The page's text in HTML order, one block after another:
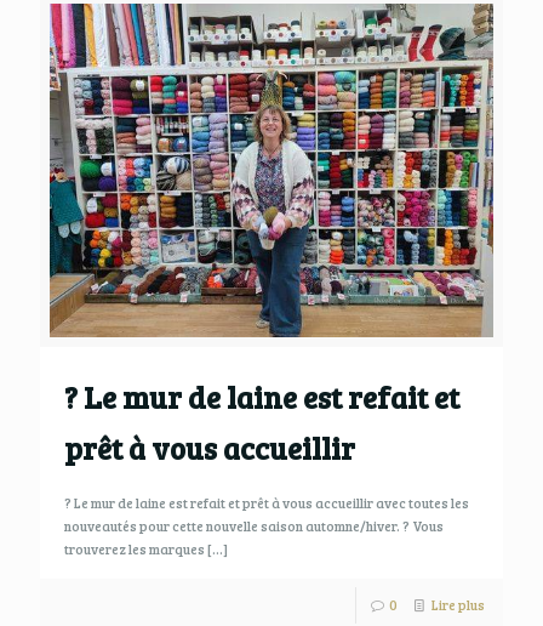
? Le mur de laine est refait et
prêt à vous accueillir
? Le mur de laine est refait et prêt à vous accueillir avec toutes les
nouveautés pour cette nouvelle saison automne/hiver. ? Vous
trouverez les marques […]
0 Lire plus